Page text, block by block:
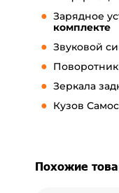
Зарядное
комплекте
Звуковой
Зеркала
Кузов
Похожие